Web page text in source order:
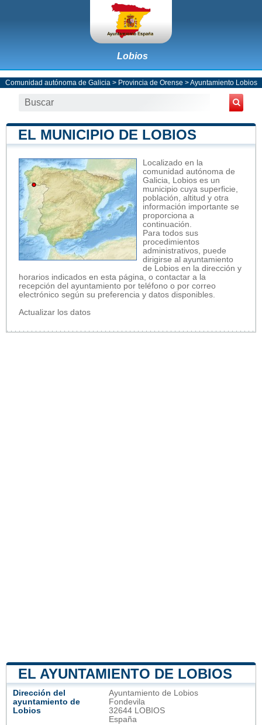
Lobios
Comunidad autónoma de Galicia > Provincia de Orense >Ayuntamiento Lobios
EL MUNICIPIO DE LOBIOS
Localizado en la
comunidad autónoma de
Galicia, Lobios es un
municipio cuya superficie,
población, altitud y otra
información importante se
proporciona a
continuación.
Para todos sus
procedimientos
administrativos, puede
dirigirse al ayuntamiento
de Lobios en la dirección y
horarios indicados en esta página, o contactar a la
recepción del ayuntamiento por teléfono o por correo
electrónico según su preferencia y datos disponibles.
Actualizar los datos
EL AYUNTAMIENTO DE LOBIOS
Dirección del
ayuntamiento de
Lobios
Ayuntamiento de Lobios
Fondevila
32644 LOBIOS
España